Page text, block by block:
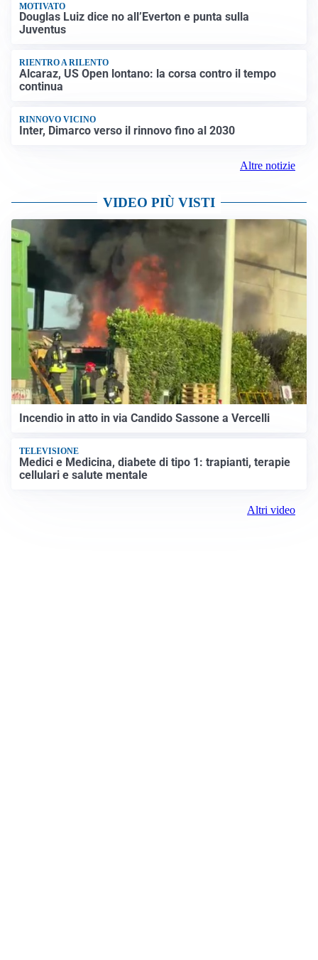
MOTIVATO
Douglas Luiz dice no all’Everton e punta sulla
Juventus
RIENTRO A RILENTO
Alcaraz, US Open lontano: la corsa contro il tempo
continua
RINNOVO VICINO
Inter, Dimarco verso il rinnovo fino al 2030
Altre notizie
VIDEO PIÙ VISTI
Incendio in atto in via Candido Sassone a Vercelli
TELEVISIONE
Medici e Medicina, diabete di tipo 1: trapianti, terapie
cellulari e salute mentale
Altri video